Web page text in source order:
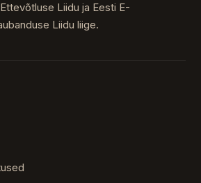
Liidu ja Eesti E-
Liidu liige.